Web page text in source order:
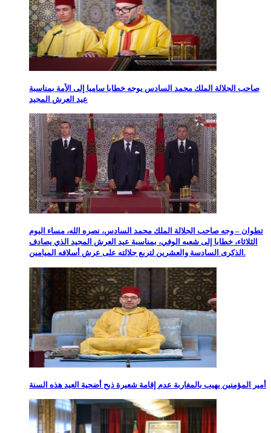
صاحب الجلالة الملك محمد السادس يوجه خطابا ساميا إلى الأمة بمناسبة
عيد العرش المجيد
تطوان – وجه صاحب الجلالة الملك محمد السادس، نصره الله، مساء اليوم
الثلاثاء، خطابا إلى شعبه الوفي، بمناسبة عيد العرش المجيد الذي يصادف
الذكرى السادسة والعشرين لتربع جلالته على عرش أسلافه الميامين.
أمير المؤمنين يهيب بالمغاربة عدم إقامة شعيرة ذبح أضحية العيد هذه السنة